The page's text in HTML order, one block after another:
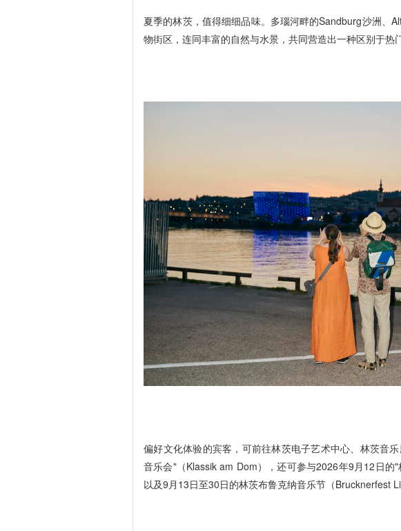
夏季的林茨，值得细细品味。多瑙河畔的Sandburg沙洲、
物街区，连同丰富的自然与水景，共同营造出一种区别于热
偏好文化体验的宾客，可前往林茨电子艺术中心、林茨音
音乐会"（Klassik am Dom），还可参与2026年9月12日的"
以及9月13日至30日的林茨布鲁克纳音乐节（Brucknerfest